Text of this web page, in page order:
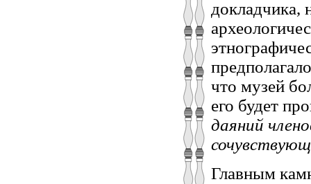
докладчика,
что музей
его будет
даяний
Главным